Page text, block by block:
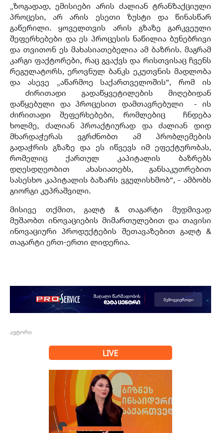
„ზოგადად, ემისიები არის ძალიან ტრანზაქციული
პროცესი, არ არის ესეთი ზუსტი და წინასწარ
გაწერილი. ყოველთვის არის გზაზე გარკვეული
შეფერხებები და ეს პროცესის ნაწილია ბუნებრივი
და თვითონ ეს მახასიათებელია ამ ბაზრის. მაგრამ
კარგი ფაქტორები, რაც გვაქვს და რისთვისაც ჩვენს
რეგულატორს, ეროვნულ ბანკს ეკუთვნის მადლობა
და ასევე „აწარმოე საქართველოშის“, რომ ის
ძირითადი გადაწყვეტილების მიღებიდან
დაწყებული და პროცესით დამთავრებული - ის
ძირითადი შეფერხებები, რომლებიც ჩნდება
ხოლმე, ძალიან პროაქტიურად და ძალიან დიდ
მხარდაჭერას ვგრძნობთ ამ პრობლემების
გადაჭრის გზაზე და ეს იწვევს იმ ეფექტურობას,
რომელიც ქართულ კაპიტალის ბაზრებს
დღესდღეობით ახასიათებს, განსაკუთრებით
სასესხო კაპიტალის ბაზარს ვგულისხმობ“, - ამბობს
გიორგი კუპრაშვილი.
მისივე თქმით, გალტ & თაგარტი მუდმივად
მუშაობთ ინოვაციების მიმართულებით და თავისი
ინოვაციური პროდუქტების შეთავაზებით გალტ &
თაგარტი ერთ-ერთი ლიდერია.
ავტორი
LIVE